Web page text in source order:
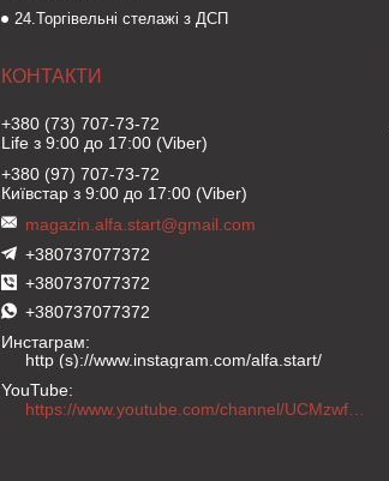
24.Торгівельні стелажі з ДСП
+380 (73) 707-73-72
Life з 9:00 до 17:00 (Viber)
+380 (97) 707-73-72
Київстар з 9:00 до 17:00 (Viber)
magazin.alfa.start@gmail.com
+380737077372
+380737077372
+380737077372
Инстаграм
http (s)://www.instagram.com/alfa.start/
YouTube
https://www.youtube.com/channel/UCMzwfuPdxogFIKF_nELVFNw